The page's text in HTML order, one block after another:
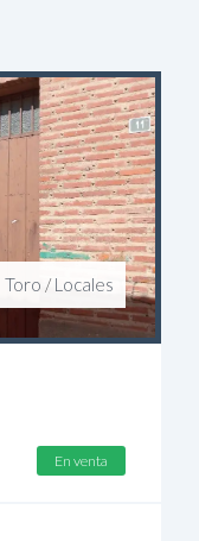
Toro /Locales
En venta